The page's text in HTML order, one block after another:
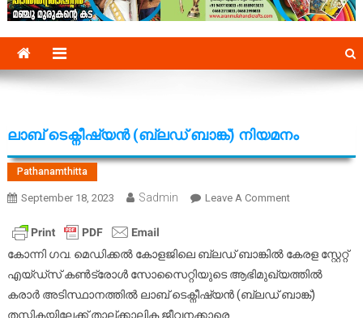
ലാബ് ടെക്നീഷ്യൻ (ബ്ലഡ് ബാങ്ക്) നിയമനം
Pathanamthitta
September 18, 2023 Sadmin Leave A CommentOn
(ബ്ലഡ്
ബാങ്ക്)
നിയമനം
കോന്നി ഗവ. മെഡിക്കൽ കോളജിലെ ബ്ലഡ് ബാങ്കിൽ കേരള സ്റ്റേറ്റ്
എയ്ഡ്സ് കൺട്രോൾ സോസൈറ്റിയുടെ ആഭിമുഖ്യത്തിൽ
കരാർ അടിസ്ഥാനത്തിൽ ലാബ് ടെക്നീഷ്യൻ (ബ്ലഡ് ബാങ്ക്)
തസ്തികയിലേക്ക് താല്ക്കാലിക ജീവനക്കാരെ